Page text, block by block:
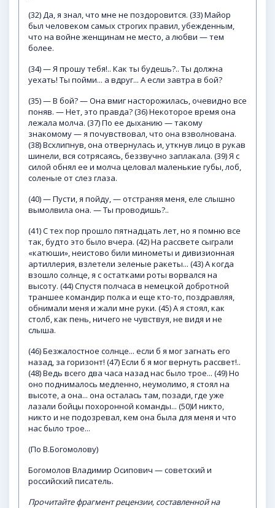
(32) Да, я знал, что мне не поздоровится. (33) Майор
был человеком самых строгих правил, убежденным,
что на войне женщинам не место, а любви — тем
более.
(34) — Я прошу тебя!.. Как ты будешь?.. Ты должна
уехать! Ты пойми... а вдруг... А если завтра в бой?
(35) — В бой? — Она вмиг насторожилась, очевидно все
поняв. — Нет, это правда? (36) Некоторое время она
лежала молча. (37) По ее дыханию — такому
знакомому — я почувствовал, что она взволнована.
(38) Всхлипнув, она отвернулась и, уткнув лицо в рукав
шинели, вся сотрясаясь, беззвучно заплакала. (39) Я с
силой обнял ее и молча целовал маленькие губы, лоб,
соленые от слез глаза.
(40) — Пусти, я пойду, — отстраняя меня, еле слышно
вымолвила она. — Ты проводишь?..
(41) С тех пор прошло пятнадцать лет, но я помню все
так, будто это было вчера. (42) На рассвете сыграли
«катюши», неистово били минометы и дивизионная
артиллерия, взлетели зеленые ракеты... (43) А когда
взошло солнце, я с остатками роты ворвался на
высоту. (44) Спустя полчаса в немецкой добротной
траншее командир полка и еще кто-то, поздравляя,
обнимали меня и жали мне руки. (45) А я стоял, как
столб, как пень, ничего не чувствуя, не видя и не
слыша.
(46) Безжалостное солнце... если б я мог загнать его
назад, за горизонт! (47) Если б я мог вернуть рассвет!..
(48) Ведь всего два часа назад нас было трое... (49) Но
оно поднималось медленно, неумолимо, я стоял на
высоте, а она... она осталась там, позади, где уже
лазали бойцы похоронной команды... (50)И никто,
никто и не подозревал, кем она была для меня и что
нас было трое...
(По В.Богомолову)
Богомолов Владимир Осипович — советский и
российский писатель.
Прочитайте фрагмент рецензии, составленной на